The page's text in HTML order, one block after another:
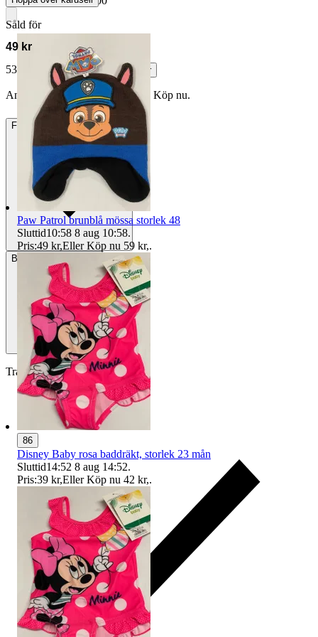
Såld för
49 kr
53 kr med köparskydd.
Läs mer
Annonsen är avslutad. Såld med Köp nu.
Frakt 58 kr PostNord Ombud
Betalning
Traderas köparskydd
Paw Patrol brunblå mössa storlek 48
Sluttid10:58 8 aug 10:58.
Pris:49 kr,Eller Köp nu 59 kr,.
86
Disney Baby rosa baddräkt, storlek 23 mån
Sluttid14:52 8 aug 14:52.
Pris:39 kr,Eller Köp nu 42 kr,.